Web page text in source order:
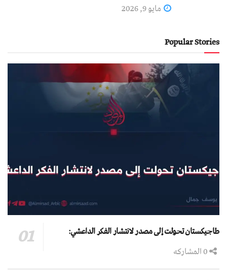
مايو 9, 2026
Popular Stories
طاجيكستان تحولت إلى مصدر لانتشار الفكر الداعشي: